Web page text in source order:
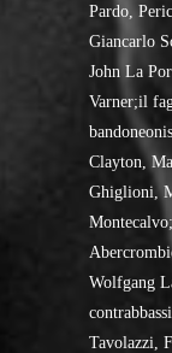
Pardo,
Giancarlo
John La
Varner;il
Clayton,
Ghiglioni,
Wolfgang
Tavolazzi,